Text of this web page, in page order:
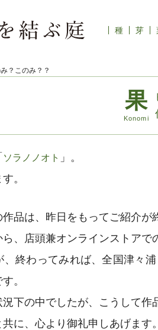
種 芽
？このみ？？
ソラノノオト 」。
。
品は、昨日をもってご紹介が
、店頭兼オンラインストアで
、終わってみれば、全国津々
。
下の中でしたが、こうして作
に、心より御礼申しあげます。